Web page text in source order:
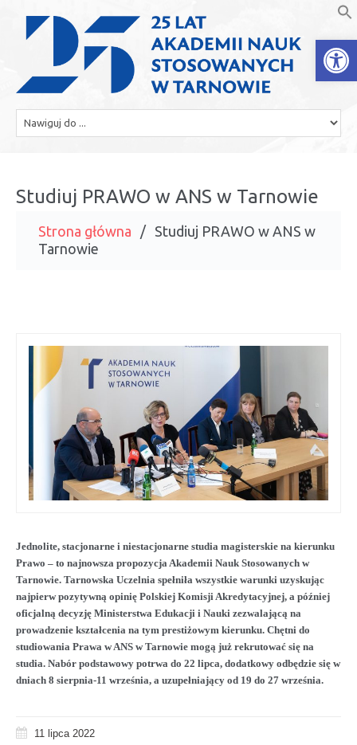
Studiuj PRAWO w ANS w Tarnowie
Strona główna
Studiuj PRAWO w ANS w
Tarnowie
Jednolite, stacjonarne i niestacjonarne studia magisterskie na kierunku
Prawo – to najnowsza propozycja Akademii Nauk Stosowanych w
Tarnowie. Tarnowska Uczelnia spełniła wszystkie warunki uzyskując
najpierw pozytywną opinię Polskiej Komisji Akredytacyjnej, a później
oficjalną decyzję Ministerstwa Edukacji i Nauki zezwalającą na
prowadzenie kształcenia na tym prestiżowym kierunku. Chętni do
studiowania Prawa w ANS w Tarnowie mogą już rekrutować się na
studia. Nabór podstawowy potrwa do 22 lipca, dodatkowy odbędzie się w
dniach 8 sierpnia-11 września, a uzupełniający od 19 do 27 września.
11 lipca 2022